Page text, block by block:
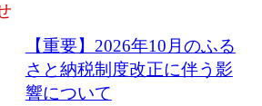
【重要】2026年10月のふる
さと納税制度改正に伴う影
響について